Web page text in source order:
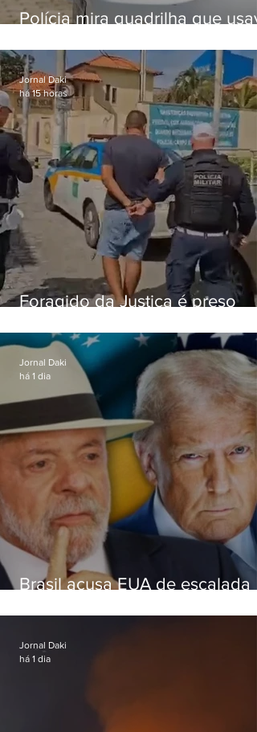
Polícia mira quadrilha que
o Comando Vermelho
Foragido da Justiça é preso
RJ-106, em Maricá
Jornal Daki
há 15 horas
Brasil acusa EUA de escalada
embaixadora
Jornal Daki
há 1 dia
Jornal Daki
há 1 dia